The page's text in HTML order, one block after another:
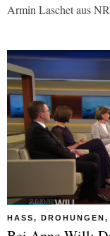
Armin Laschet aus
HASS, DROHUNGEN,